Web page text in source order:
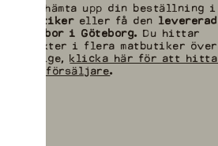
att hämta upp din beställning i
våra butiker eller få denlevererad
om du bor i Göteborg. Du hittar
produkter i flera matbutiker över
Sverige,klicka här för att hitta
återförsäljare.